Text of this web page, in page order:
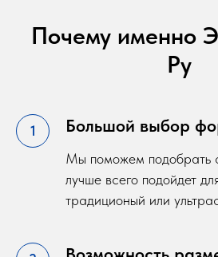
Почему именно
Ру
Большой выбор
Мы поможем подобрать
лучше всего подойдет
традиционый или